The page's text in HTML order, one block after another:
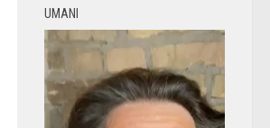
UMANI
Video
Player